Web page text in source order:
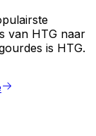
van HTG naar
is HTG.